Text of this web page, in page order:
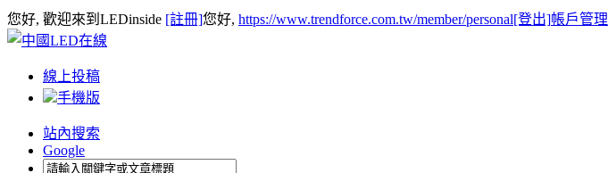
您好, 歡迎來到LEDinside [註冊]您好, https://www.trendforce.com.tw/member/personal[登出]帳戶管理
線上投稿
手機版
站內搜索
Google